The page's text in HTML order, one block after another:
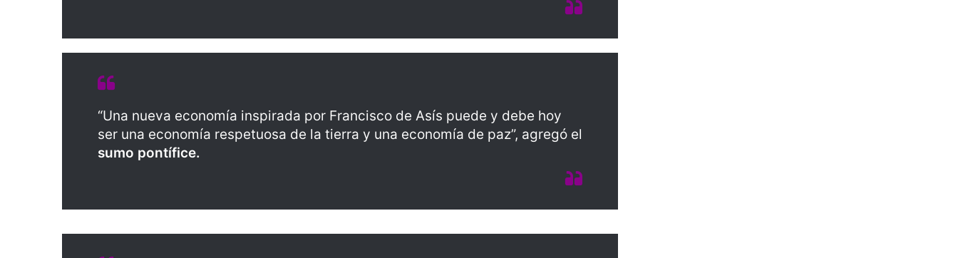
“Una nueva economía inspirada por Francisco de Asís puede y debe hoy
ser una economía respetuosa de la tierra y una economía de paz”, agregó el
sumo pontífice.